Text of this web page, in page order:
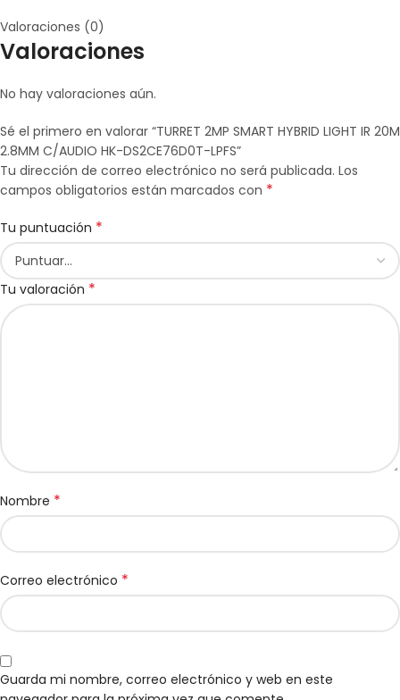
Valoraciones (0)
Valoraciones
No hay valoraciones aún.
Sé el primero en valorar “TURRET 2MP SMART HYBRID LIGHT IR 20M
2.8MM C/AUDIO HK-DS2CE76D0T-LPFS”
Tu dirección de correo electrónico no será publicada. Los
campos obligatorios están marcados con *
Tu puntuación *
Tu valoración *
Nombre *
Correo electrónico *
Guarda mi nombre, correo electrónico y web en este